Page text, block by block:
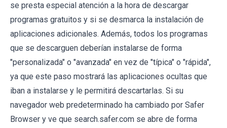
se presta especial atención a la hora de descargar
programas gratuitos y si se desmarca la instalación de
aplicaciones adicionales. Además, todos los programas
que se descarguen deberían instalarse de forma
"personalizada" o "avanzada" en vez de "típica" o "rápida",
ya que este paso mostrará las aplicaciones ocultas que
iban a instalarse y le permitirá descartarlas. Si su
navegador web predeterminado ha cambiado por Safer
Browser y ve que search.safer.com se abre de forma